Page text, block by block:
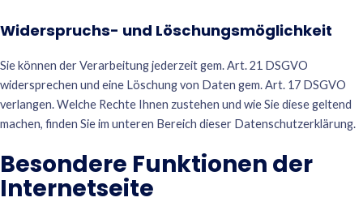
Widerspruchs- und Löschungsmöglichkeit
Sie können der Verarbeitung jederzeit gem. Art. 21 DSGVO
widersprechen und eine Löschung von Daten gem. Art. 17 DSGVO
verlangen. Welche Rechte Ihnen zustehen und wie Sie diese geltend
machen, finden Sie im unteren Bereich dieser Datenschutzerklärung.
Besondere Funktionen der
Internetseite